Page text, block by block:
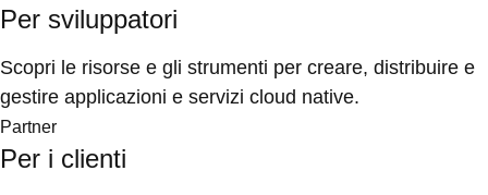
Per sviluppatori
Scopri le risorse e gli strumenti per creare, distribuire e
gestire applicazioni e servizi cloud native.
Partner
Per i clienti